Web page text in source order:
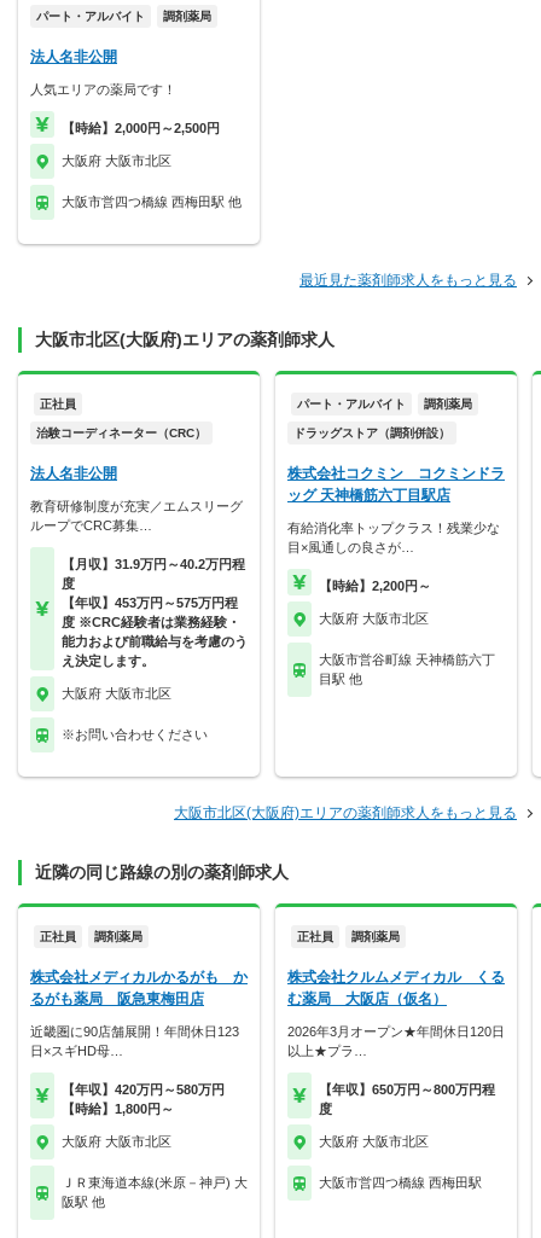
パート・アルバイト 調剤薬局
法人名非公開
人気エリアの薬局です！
【時給】2,000円～2,500円
大阪府 大阪市北区
大阪市営四つ橋線 西梅田駅 他
最近見た薬剤師求人をもっと見る
大阪市北区(大阪府)エリアの薬剤師求人
正社員
治験コーディネーター（CRC）
法人名非公開
教育研修制度が充実／エムスリーグ
ループでCRC募集…
【月収】31.9万円～40.2万円程
度
【年収】453万円～575万円程
度 ※CRC経験者は業務経験・
能力および前職給与を考慮のう
え決定します。
大阪府 大阪市北区
※お問い合わせください
パート・アルバイト 調剤薬局
ドラッグストア（調剤併設）
株式会社コクミン コクミンドラ
ッグ 天神橋筋六丁目駅店
有給消化率トップクラス！残業少な
目×風通しの良さが…
【時給】2,200円～
大阪府 大阪市北区
大阪市営谷町線 天神橋筋六丁
目駅 他
大阪市北区(大阪府)エリアの薬剤師求人をもっと見る
近隣の同じ路線の別の薬剤師求人
正社員 調剤薬局
株式会社メディカルかるがも か
るがも薬局 阪急東梅田店
近畿圏に90店舗展開！年間休日123
日×スギHD母…
【年収】420万円～580万円
【時給】1,800円～
大阪府 大阪市北区
ＪＲ東海道本線(米原－神戸) 大
阪駅 他
正社員 調剤薬局
株式会社クルムメディカル くる
む薬局 大阪店（仮名）
2026年3月オープン★年間休日120日
以上★プラ…
【年収】650万円～800万円程
度
大阪府 大阪市北区
大阪市営四つ橋線 西梅田駅